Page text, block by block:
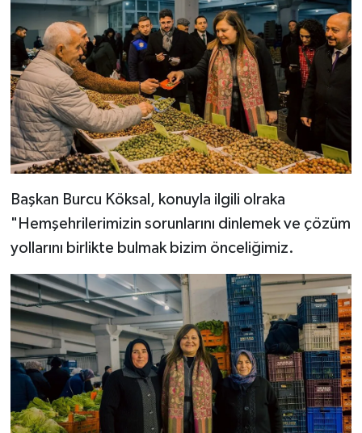
Başkan Burcu Köksal, konuyla ilgili olraka
"Hemşehrilerimizin sorunlarını dinlemek ve çözüm
yollarını birlikte bulmak bizim önceliğimiz.